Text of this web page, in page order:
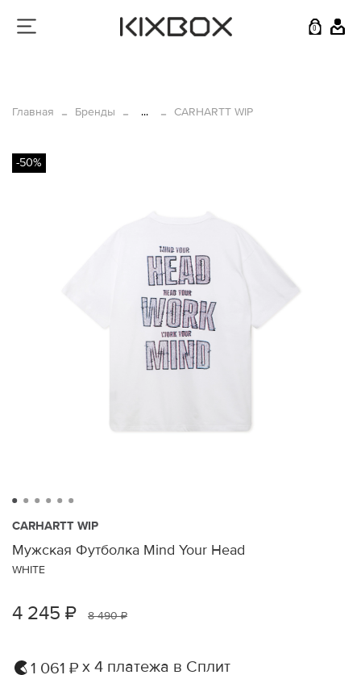
0
Главная Бренды ... CARHARTT WIP
-50%
CARHARTT WIP
Мужская Футболка Mind Your Head
WHITE
4 245 ₽ 8 490 ₽
1 061 ₽ х 4 платежа в Сплит